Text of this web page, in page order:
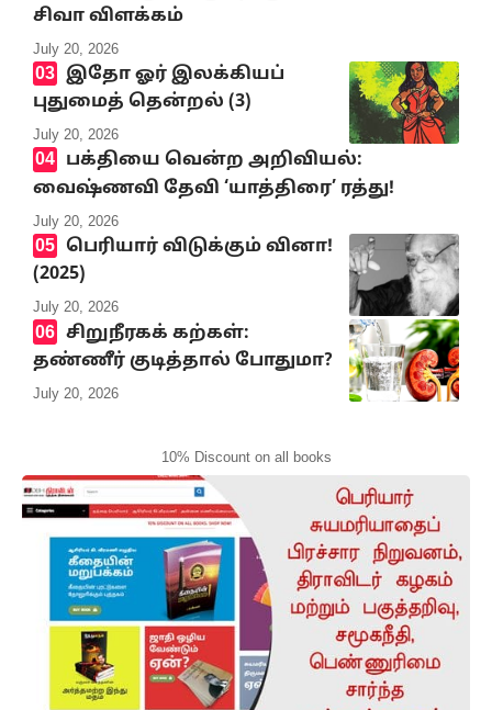
சிவா விளக்கம்
July 20, 2026
இதோ ஓர் இலக்கியப்
புதுமைத் தென்றல் (3)
July 20, 2026
பக்தியை வென்ற அறிவியல்:
வைஷ்ணவி தேவி ‘யாத்திரை’ ரத்து!
July 20, 2026
பெரியார் விடுக்கும் வினா!
(2025)
July 20, 2026
சிறுநீரகக் கற்கள்:
தண்ணீர் குடித்தால் போதுமா?
July 20, 2026
10% Discount on all books